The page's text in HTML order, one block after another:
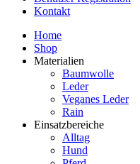
Kontakt
Home
Shop
Materialien
Baumwolle
Leder
Veganes Leder
Rain
Einsatzbereiche
Alltag
Hund